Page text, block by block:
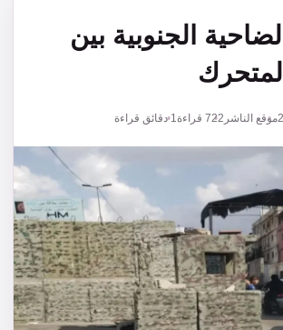
الجنوبية بين
موقع الناشر 722 قراءة1 دقائق قراءة